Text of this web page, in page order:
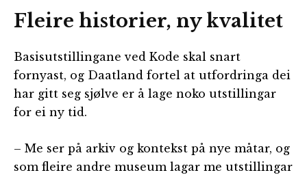
Fleire historier, ny kvalitet
Basisutstillingane ved Kode skal snart
fornyast, og Daatland fortel at utfordringa dei
har gitt seg sjølve er å lage noko utstillingar
for ei ny tid.
– Me ser på arkiv og kontekst på nye måtar, og
som fleire andre museum lagar me utstillingar